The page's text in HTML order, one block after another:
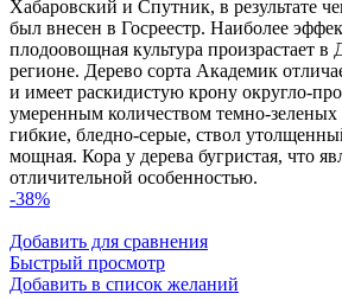
Хабаровский и Спутник, в результате
был внесен в Госреестр. Наиболее
плодоовощная культура произрастает в
регионе. Дерево сорта Академик
и имеет раскидистую крону округло-
умеренным количеством темно-зеленых
гибкие, бледно-серые, ствол
мощная. Кора у дерева бугристая, что
отличительной особенностью.
-38%
Добавить для сравнения
Быстрый просмотр
Добавить в список желаний